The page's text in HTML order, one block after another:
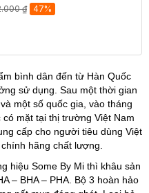
₫ 47%
bình dân đến từ Hàn Quốc
sử dụng. Sau một thời gian
một số quốc gia, vào tháng
mặt tại thị trường Việt Nam
cấp cho người tiêu dùng Việt
hãng chất lượng.
hiệu Some By Mi thì khâu sản
– BHA – PHA. Bộ 3 hoàn hảo